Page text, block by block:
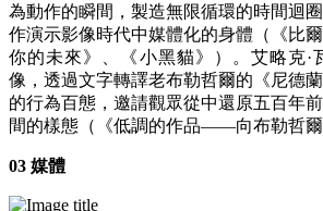
為動作的瞬間，製造無限循環的時間迴
作演示影像時代中媒體化的身體（《比
你的未來》、《小黑貓》）。艾略克·
像，透過文字轉譯老布勒哲爾的《尼德
的行為百態，邀請觀眾從中還原五百年
間的樣態（《低調的作品——向布勒哲爾
03 媒體